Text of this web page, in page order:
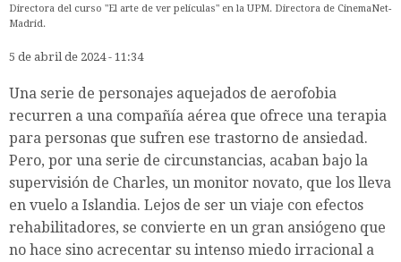
Directora del curso "El arte de ver películas" en la UPM. Directora de CinemaNet-
Madrid.
5 de abril de 2024 - 11:34
Una serie de personajes aquejados de aerofobia
recurren a una compañía aérea que ofrece una terapia
para personas que sufren ese trastorno de ansiedad.
Pero, por una serie de circunstancias, acaban bajo la
supervisión de Charles, un monitor novato, que los lleva
en vuelo a Islandia. Lejos de ser un viaje con efectos
rehabilitadores, se convierte en un gran ansiógeno que
no hace sino acrecentar su intenso miedo irracional a